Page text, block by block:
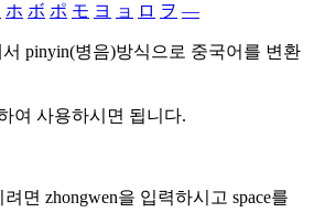
ホ ボ ポ モ ヨ ョ ロ ヲ ―
pinyin(병음)방식으로 중국어를 변환
여 사용하시면 됩니다.
려면 zhongwen을 입력하시고 space를